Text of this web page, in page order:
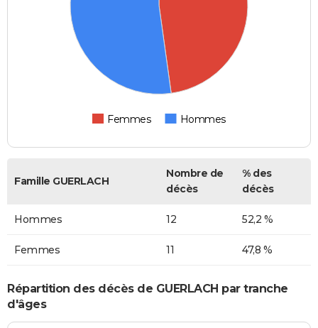
Femmes Hommes
Famille GUERLACH
Nombre de
décès
% des
décès
Hommes 12 52,2 %
Femmes 11 47,8 %
Répartition des décès de GUERLACH par tranche
d'âges